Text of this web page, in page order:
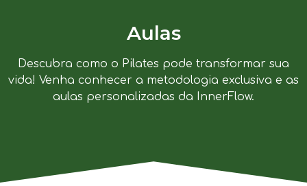
Aulas
Descubra como o Pilates pode transformar sua
vida! Venha conhecer a metodologia exclusiva e as
aulas personalizadas da InnerFlow.